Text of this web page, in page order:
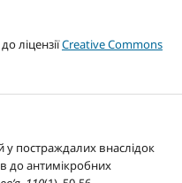
ліцензіїCreative Commons
у постраждалих внаслідок
до антимікробних